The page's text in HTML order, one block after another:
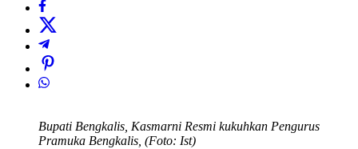
Bupati Bengkalis, Kasmarni Resmi kukuhkan Pengurus
Pramuka Bengkalis, (Foto: Ist)